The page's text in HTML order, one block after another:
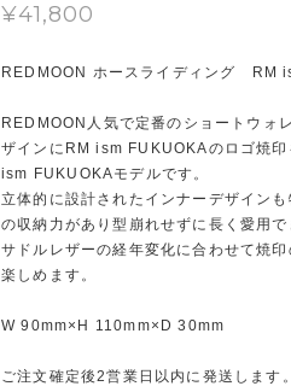
¥41,800
REDMOON ホースライディング RM
REDMOON人気で定番のショートウォ
ザインにRM ism FUKUOKAのロゴ焼印
ism FUKUOKAモデルです。
立体的に設計されたインナーデザイン
の収納力があり型崩れせずに長く愛用で
サドルレザーの経年変化に合わせて焼
楽しめます。
W 90mm×H 110mm×D 30mm
ご注文確定後2営業日以内に発送します。